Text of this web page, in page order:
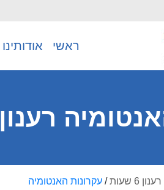
ראשי אודותינו
רענון 6 שעות
רענון 6 שעות / עקרונות האנטומיה